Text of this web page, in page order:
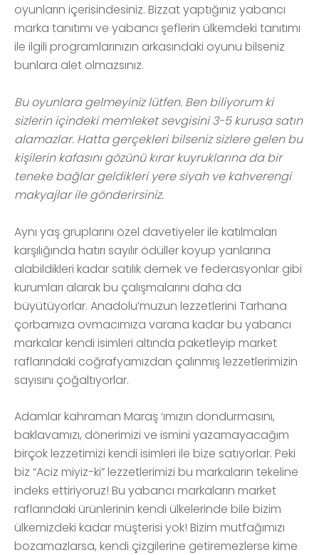
oyunların içerisindesiniz. Bizzat yaptığınız yabancı
marka tanıtımı ve yabancı şeflerin ülkemdeki tanıtımı
ile ilgili programlarınızın arkasındaki oyunu bilseniz
bunlara alet olmazsınız.
Bu oyunlara gelmeyiniz lütfen. Ben biliyorum ki
sizlerin içindeki memleket sevgisini 3-5 kurusa satın
alamazlar. Hatta gerçekleri bilseniz sizlere gelen bu
kişilerin kafasını gözünü kırar kuyruklarına da bir
teneke bağlar geldikleri yere siyah ve kahverengi
makyajlar ile gönderirsiniz.
Aynı yaş gruplarını özel davetiyeler ile katılmaları
karşılığında hatırı sayılır ödüller koyup yanlarına
alabildikleri kadar satılık dernek ve federasyonlar gibi
kurumları alarak bu çalışmalarını daha da
büyütüyorlar. Anadolu’muzun lezzetlerini Tarhana
çorbamıza ovmacımıza varana kadar bu yabancı
markalar kendi isimleri altında paketleyip market
raflarındaki coğrafyamızdan çalınmış lezzetlerimizin
sayısını çoğaltıyorlar.
Adamlar kahraman Maraş ‘ımızın dondurmasını,
baklavamızı, dönerimizi ve ismini yazamayacağım
birçok lezzetimizi kendi isimleri ile bize satıyorlar. Peki
biz “Aciz miyiz-ki” lezzetlerimizi bu markaların tekeline
indeks ettiriyoruz! Bu yabancı markaların market
raflarındaki ürünlerinin kendi ülkelerinde bile bizim
ülkemizdeki kadar müşterisi yok! Bizim mutfağımızı
bozamazlarsa, kendi çizgilerine getiremezlerse kime